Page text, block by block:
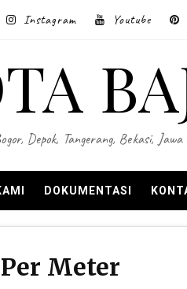
Instagram Youtube
Depok, Tangerang, Bekasi,
DOKUMENTASI
Meter